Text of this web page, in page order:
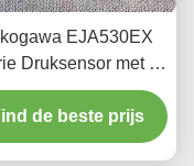
EJA530EX
Druksensor met 4
Maximale Werkdruk,
Uitgangssignaal
VDC Voeding
de beste prijs